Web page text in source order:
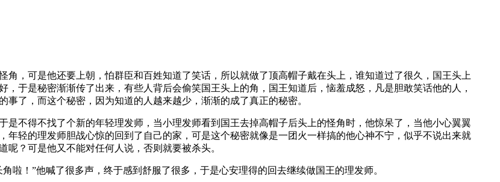
角，可是他还要上朝，怕群臣和百姓知道了笑话，所以就做了顶高帽子戴在头上，谁知道过了很久，国王头上
于是秘密渐渐传了出来，有些人背后会偷笑国王头上的角，国王知道后，恼羞成怒，凡是胆敢笑话他的人，
了，而这个秘密，因为知道的人越来越少，渐渐的成了真正的秘密。
不得不找了个新的年轻理发师，当小理发师看到国王去掉高帽子后头上的怪角时，他惊呆了，当他小心翼翼
轻的理发师胆战心惊的回到了自己的家，可是这个秘密就像是一团火一样搞的他心神不宁，似乎不说出来就
？可是他又不能对任何人说，否则就要被杀头。
啦！”他喊了很多声，终于感到舒服了很多，于是心安理得的回去继续做国王的理发师。